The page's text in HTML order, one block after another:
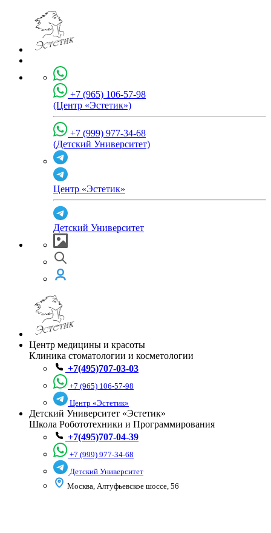
+7 (965) 106-57-98
(Центр «Эстетик»)
+7 (999) 977-34-68
(Детский Университет)
Центр «Эстетик»
Детский Университет
Центр медицины и красоты
Клиника стоматологии и косметологии
+7(495)707-03-03
+7 (965) 106-57-98
Центр «Эстетик»
Детский Университет «Эстетик»
Школа Робототехники и Программирования
+7(495)707-04-39
+7 (999) 977-34-68
Детский Университет
Москва, Алтуфьевское шоссе, 56